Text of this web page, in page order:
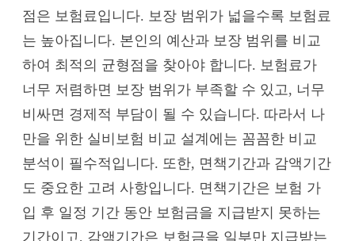
점은 보험료입니다. 보장 범위가 넓을수록 보험료
는 높아집니다. 본인의 예산과 보장 범위를 비교
하여 최적의 균형점을 찾아야 합니다. 보험료가
너무 저렴하면 보장 범위가 부족할 수 있고, 너무
비싸면 경제적 부담이 될 수 있습니다. 따라서 나
만을 위한 실비보험 비교 설계에는 꼼꼼한 비교
분석이 필수적입니다. 또한, 면책기간과 감액기간
도 중요한 고려 사항입니다. 면책기간은 보험 가
입 후 일정 기간 동안 보험금을 지급받지 못하는
기간이고, 감액기간은 보험금을 일부만 지급받는